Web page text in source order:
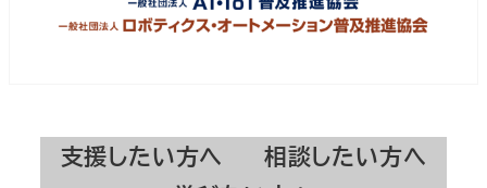
支援したい方へ
相談したい方へ